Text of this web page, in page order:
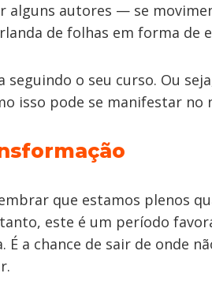
autores — se
de folhas em forma de
seguindo o seu curso. Ou
isso pode se manifestar no
que estamos plenos
este é um período
É a chance de sair de onde